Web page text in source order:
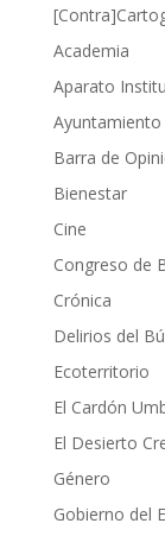
Academia
Aparato
Ayuntamiento
Barra de
Bienestar
Cine
Congreso de
Crónica
Delirios del
Ecoterritorio
El Cardón
El Desierto
Género
Gobierno del